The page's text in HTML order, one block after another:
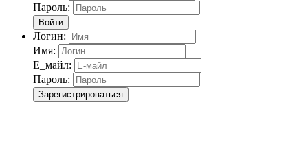
Пароль:
Войти
Логин:
Имя:
Е_майл:
Пароль:
Зарегистрироваться